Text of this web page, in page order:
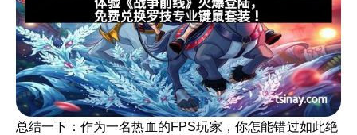
总结一下：作为一名热血的FPS玩家，你怎能错过如此绝